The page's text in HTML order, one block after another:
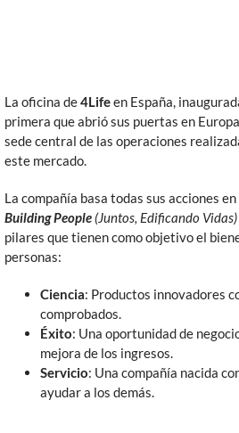
La oficina de4Lifeen España,
primera que abrió sus puertas en
sede central de las operaciones
este mercado.
La compañía basa todas sus acciones
Building People (Juntos, Edificando Vidas)
pilares que tienen como objetivo el
personas:
Ciencia: Productos innovadores
comprobados.
Éxito: Una oportunidad de
mejora de los ingresos.
Servicio: Una compañía nacida
ayudar a los demás.